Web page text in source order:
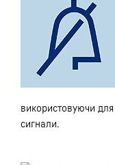
використовуючи для
сигнали.